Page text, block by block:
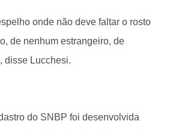
onde não deve faltar o rosto
de nenhum estrangeiro, de
disse Lucchesi.
do SNBP foi desenvolvida